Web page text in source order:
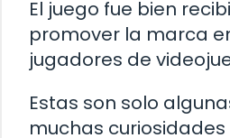
El juego fue bien
promover la marca
jugadores de
Estas son solo
muchas